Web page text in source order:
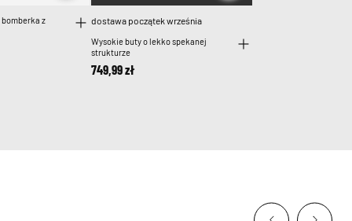
z dostawa początek września
Wysokie buty o lekko spekanej
strukturze
749,99 zł